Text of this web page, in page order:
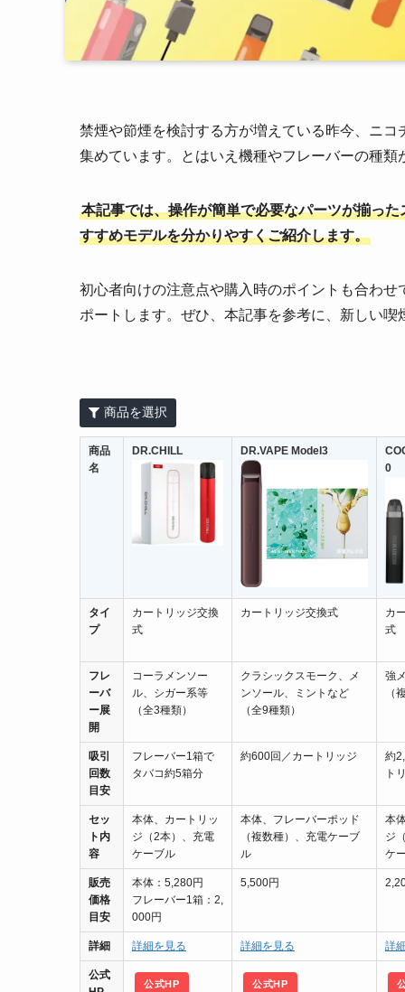
禁煙や節煙を検討する方が増えている昨今、ニ
集めています。とはいえ機種やフレーバーの種
本記事では、操作が簡単で必要なパーツが揃っ
すすめモデルを分かりやすくご紹介します。
初心者向けの注意点や購入時のポイントも合わ
ポートします。ぜひ、本記事を参考に、新しい
商品を選択
商品
名
DR.CHILL DR.VAPE Model3
0
タイ
プ
カートリッジ交換
式
カートリッジ交換式
カ
式
フレ
ーバ
ー展
開
コーラメンソー
ル、シガー系等
（全3種類）
クラシックスモーク、メ
ンソール、ミントなど
（全9種類）
強
（
吸引
回数
目安
フレーバー1箱で
タバコ約5箱分
約600回／カートリッジ
約
ト
セッ
ト内
容
本体、カートリッ
ジ（2本）、充電
ケーブル
本体、フレーバーポッド
（複数種）、充電ケーブ
ル
本
ジ
ケ
販売
価格
目安
本体：5,280円
フレーバー1箱：2,
000円
5,500円
詳細 詳細を見る 詳細を見る 詳
公式
公式HP 公式HP